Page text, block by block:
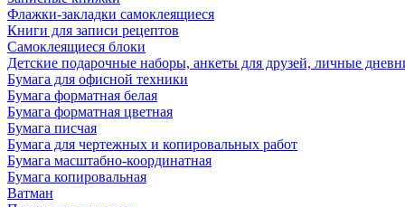
Флажки-закладки самоклеящиеся
Книги для записи рецептов
Самоклеящиеся блоки
Детские подарочные наборы, анкеты для друзей, личные
Бумага для офисной техники
Бумага форматная белая
Бумага форматная цветная
Бумага писчая
Бумага для чертежных и копировальных работ
Бумага масштабно-координатная
Бумага копировальная
Ватман